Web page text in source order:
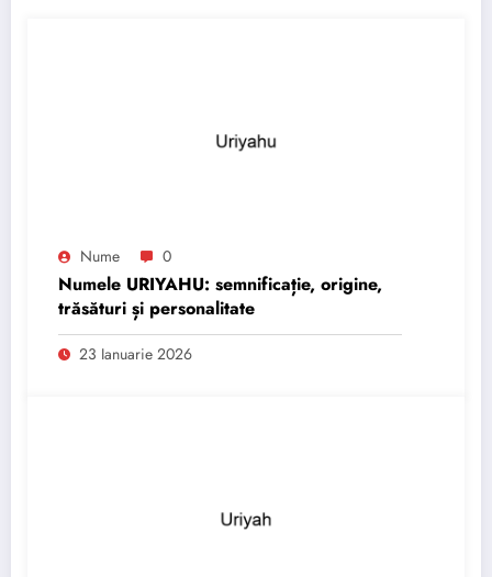
Nume 0
Numele URIYAHU: semnificație, origine,
trăsături și personalitate
23 Ianuarie 2026